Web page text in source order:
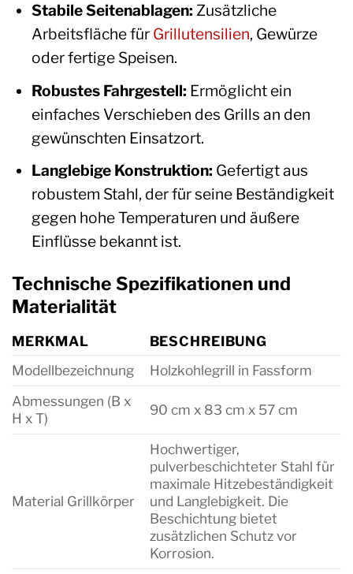
Stabile Seitenablagen: Zusätzliche
Arbeitsfläche für Grillutensilien, Gewürze
oder fertige Speisen.
Robustes Fahrgestell: Ermöglicht ein
einfaches Verschieben des Grills an den
gewünschten Einsatzort.
Langlebige Konstruktion: Gefertigt aus
robustem Stahl, der für seine Beständigkeit
gegen hohe Temperaturen und äußere
Einflüsse bekannt ist.
Technische Spezifikationen und
Materialität
MERKMAL
BESCHREIBUNG
Modellbezeichnung
Holzkohlegrill in Fassform
Abmessungen (B x
H x T)
90 cm x 83 cm x 57 cm
Material Grillkörper
Hochwertiger,
pulverbeschichteter Stahl für
maximale Hitzebeständigkeit
und Langlebigkeit. Die
Beschichtung bietet
zusätzlichen Schutz vor
Korrosion.